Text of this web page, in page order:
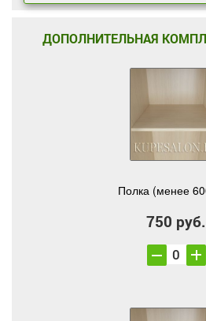
ДОПОЛНИТЕЛЬНАЯ
Полка (менее
750 руб.